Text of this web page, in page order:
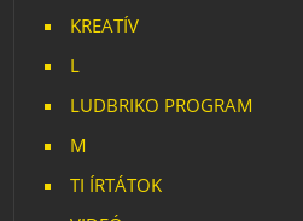
KREATÍV
L
LUDBRIKO PROGRAM
M
TI ÍRTÁTOK